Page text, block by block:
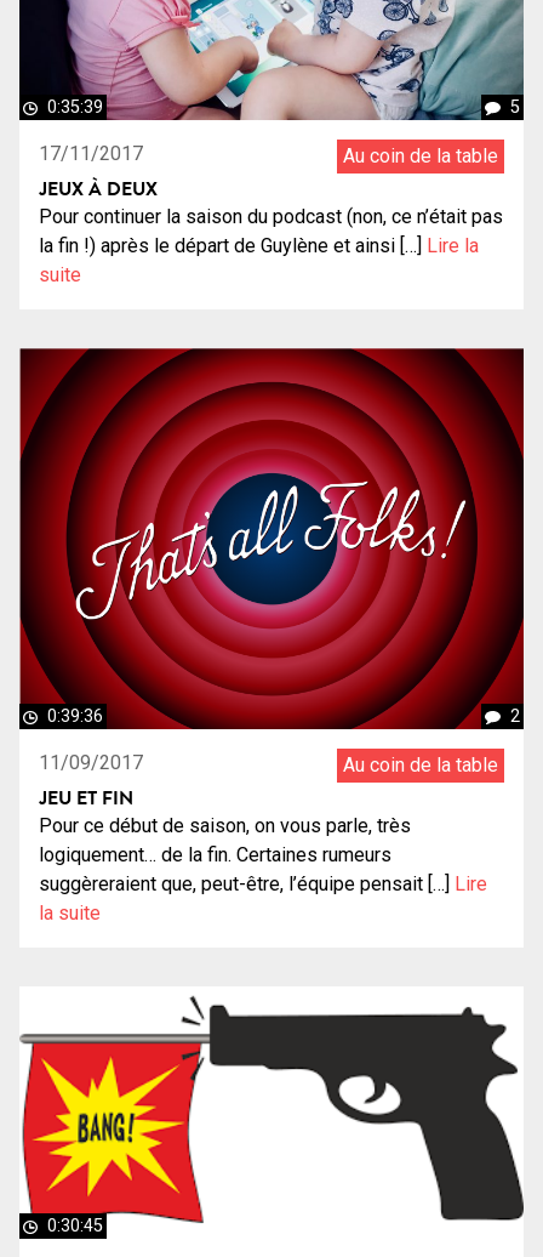
0:35:39 5
17/11/2017 Au coin de la table
JEUX À DEUX
Pour continuer la saison du podcast (non, ce n’était pas
la fin !) après le départ de Guylène et ainsi […]
Lire la
suite
0:39:36 2
11/09/2017 Au coin de la table
JEU ET FIN
Pour ce début de saison, on vous parle, très
logiquement… de la fin. Certaines rumeurs
suggèreraient que, peut-être, l’équipe pensait […] Lire
la suite
0:30:45